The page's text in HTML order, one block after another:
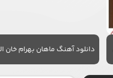
دانلود آهنگ ماهان بهرام خان